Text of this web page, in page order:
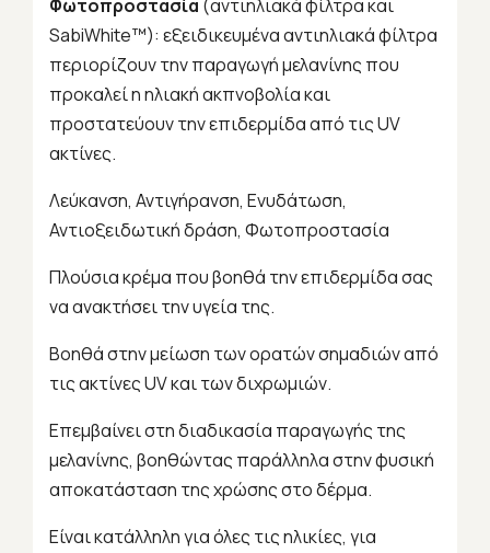
Φωτοπροστασία (αντιηλιακά φίλτρα και
SabiWhite™): εξειδικευμένα αντιηλιακά φίλτρα
περιορίζουν την παραγωγή μελανίνης που
προκαλεί η ηλιακή ακπνοβολία και
προστατεύουν την επιδερμίδα από τις UV
ακτίνες.
Λεύκανση, Αντιγήρανση, Ενυδάτωση,
Αντιοξειδωτική δράση, Φωτοπροστασία
Πλούσια κρέμα που βοηθά την επιδερμίδα σας
να ανακτήσει την υγεία της.
Βοηθά στην μείωση των ορατών σημαδιών από
τις ακτίνες UV και των διχρωμιών.
Eπεμβαίνει στη διαδικασία παραγωγής της
μελανίνης, βοηθώντας παράλληλα στην φυσική
αποκατάσταση της χρώσης στο δέρμα.
Είναι κατάλληλη για όλες τις ηλικίες, για